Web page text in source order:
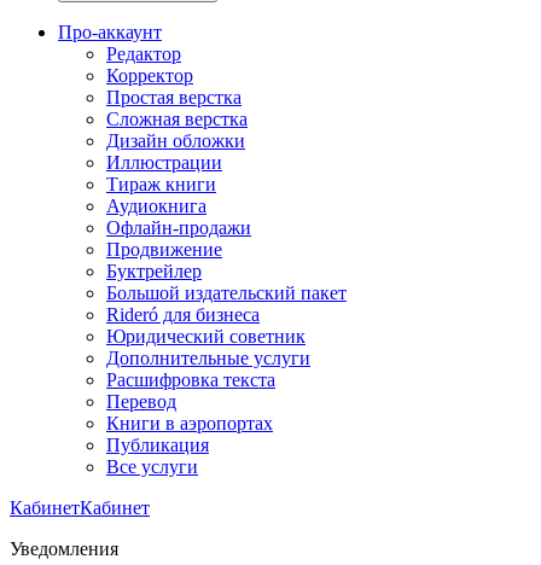
Про-аккаунт
Редактор
Корректор
Простая верстка
Сложная верстка
Дизайн обложки
Иллюстрации
Тираж книги
Аудиокнига
Офлайн-продажи
Продвижение
Буктрейлер
Большой издательский пакет
Rideró для бизнеса
Юридический советник
Дополнительные услуги
Расшифровка текста
Перевод
Книги в аэропортах
Публикация
Все услуги
КабинетКабинет
Уведомления